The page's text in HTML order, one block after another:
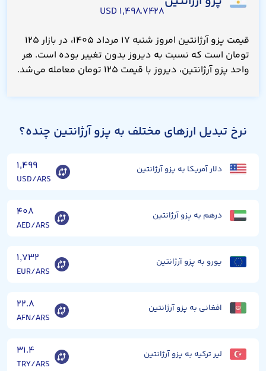
۱,۴۹۸.۷۴۲۸ USD
قیمت پزو آرژانتین امروز شنبه ۱۷ مرداد ۱۴۰۵، در بازار ۱۲۵
تومان است که نسبت به دیروز بدون تغییر بوده است. هر
واحد پزو آرژانتین، دیروز با قیمت ۱۲۵ تومان معامله می‌شد.
نرخ تبدیل ارزهای مختلف به پزو آرژانتین چنده؟
دلار آمریکا به پزو آرژانتین ۱,۴۹۹
USD/ARS
درهم به پزو آرژانتین ۴۰۸
AED/ARS
یورو به پزو آرژانتین ۱,۷۳۲
EUR/ARS
افغانی به پزو آرژانتین ۲۲.۸
AFN/ARS
لیر ترکیه به پزو آرژانتین ۳۱.۴
TRY/ARS